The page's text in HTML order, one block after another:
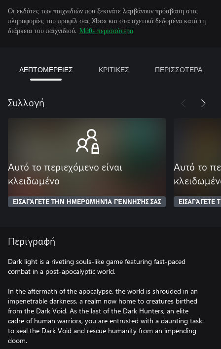
Οι εκδότες των παιχνιδιών που ξεκινάτε λαμβάνουν πρόσβαση στις
πληροφορίες του προφίλ σας Xbox και στα σχετικά δεδομένα κατά τη
διάρκεια του παιχνιδιού. Μάθε περισσότερα
ΛΕΠΤΟΜΕΡΕΙΕΣ ΚΡΙΤΙΚΕΣ ΠΕΡΙΣΣΟΤΕΡΑ
Συλλογή
Αυτό το περιεχόμενο είναι
κλειδωμένο
ΕΙΣΑΓΆΓΕΤΕ ΤΗΝ ΗΜΕΡΟΜΗΝΊΑ ΓΈΝΝΗΣΉΣ ΣΑΣ
Αυτό το
Περιγραφή
Dark light is a riveting souls-like game featuring fast-paced
combat in a post-apocalyptic world.
In the aftermath of the apocalypse, the world is shrouded in an
impenetrable darkness, a realm now home to creatures birthed
from the Dark Void. As the last of the Dark Hunters, an elite
cadre of human warriors, you are entrusted with a daunting task:
to seal the Dark Void and rescue humanity from an impending
doom.